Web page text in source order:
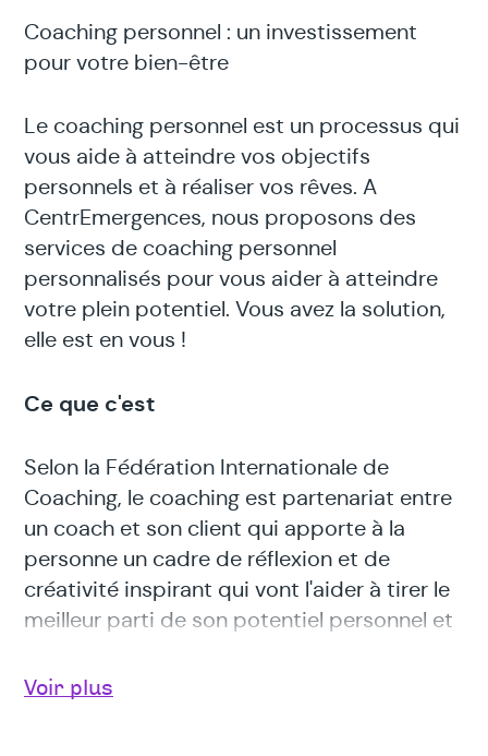
Coaching personnel : un investissement
pour votre bien-être
Le coaching personnel est un processus qui
vous aide à atteindre vos objectifs
personnels et à réaliser vos rêves. A
CentrEmergences, nous proposons des
services de coaching personnel
personnalisés pour vous aider à atteindre
votre plein potentiel. Vous avez la solution,
elle est en vous !
Ce que c'est
Selon la Fédération Internationale de
Coaching, le coaching est partenariat entre
un coach et son client qui apporte à la
personne un cadre de réflexion et de
créativité inspirant qui vont l'aider à tirer le
meilleur parti de son potentiel personnel et
Voir plus